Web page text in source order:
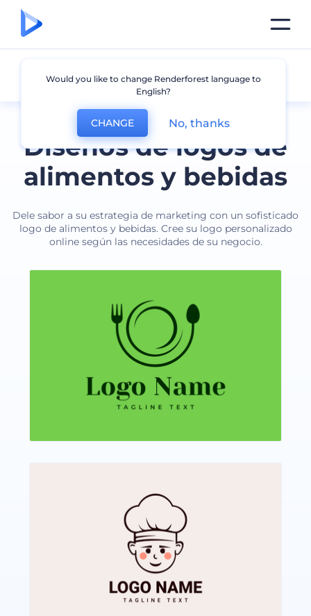
Diseños de logos de
alimentos y bebidas
Dele sabor a su estrategia de marketing con un sofisticado
logo de alimentos y bebidas. Cree su logo personalizado
online según las necesidades de su negocio.
Alimentos y bebidas
Would you like to change Renderforest language to
English?
CHANGE No, thanks